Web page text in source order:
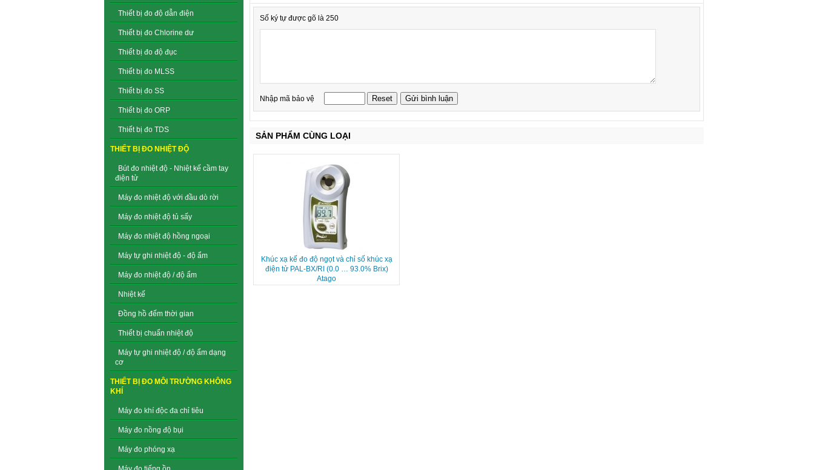
Thiết bị đo độ dẫn điện
Thiết bị đo Chlorine dư
Thiết bị đo độ đục
Thiết bị đo MLSS
Thiết bị đo SS
Thiết bị đo ORP
Thiết bị đo TDS
THIẾT BỊ ĐO NHIỆT ĐỘ
Bút đo nhiệt độ - Nhiệt kế cầm tay
điện tử
Máy đo nhiệt độ với đầu dò rời
Máy đo nhiệt độ tủ sấy
Máy đo nhiệt độ hồng ngoại
Máy tự ghi nhiệt độ - độ ẩm
Máy đo nhiệt độ / độ ẩm
Nhiệt kế
Đồng hồ đếm thời gian
Thiết bị chuẩn nhiệt độ
Máy tự ghi nhiệt độ / độ ẩm dạng
cơ
THIẾT BỊ ĐO MÔI TRƯỜNG KHÔNG
KHÍ
Máy đo khí độc đa chỉ tiêu
Máy đo nồng độ bụi
Máy đo phóng xạ
Số ký tự được gõ là 250
Nhập mã bảo vệ
SẢN PHẨM CÙNG LOẠI
Khúc xạ kế đo độ ngọt và chỉ số khúc xạ
điện tử PAL-BX/RI (0.0 … 93.0% Brix)
Atago